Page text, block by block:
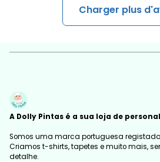
Charger plus
A Dolly Pintas é a sua loja de
Somos uma marca portuguesa
Criamos t-shirts, tapetes e muito mais,
detalhe.